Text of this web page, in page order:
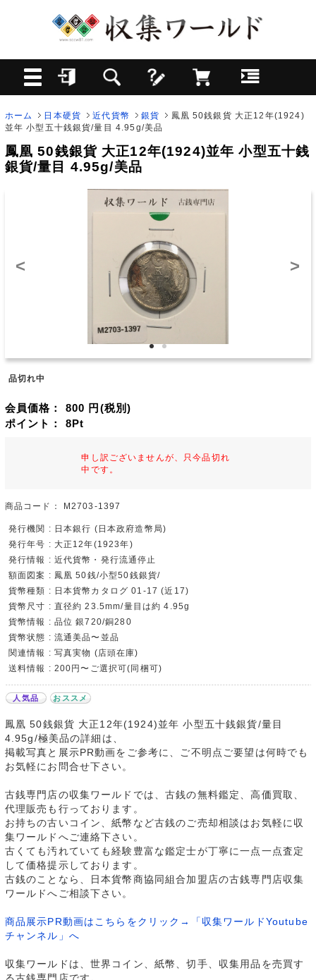
ホーム 日本硬貨 近代貨幣 銀貨
鳳凰 50銭銀貨 大正12年(1924)
並年 小型五十銭銀貨/量目 4.95g/美品
鳳凰 50銭銀貨 大正12年(1924)並年 小型五十銭
銀貨/量目 4.95g/美品
< >
品切れ中
会員価格： 800 円(税別)
ポイント： 8Pt
申し訳ございませんが、只今品切れ
中です。
商品コード： M2703-1397
発行機関 : 日本銀行 (日本政府造幣局)
発行年号 : 大正12年(1923年)
発行情報 : 近代貨幣・発行流通停止
額面図案 : 鳳凰 50銭/小型50銭銀貨/
貨幣種類 : 日本貨幣カタログ 01-17 (近17)
貨幣尺寸 : 直径約 23.5mm/量目は約 4.95g
貨幣情報 : 品位 銀720/銅280
貨幣状態 : 流通美品〜並品
関連情報 : 写真実物 (店頭在庫)
送料情報 : 200円〜ご選択可(同梱可)
人気品 おススメ
鳳凰 50銭銀貨 大正12年(1924)並年 小型五十銭銀貨/量目
4.95g/極美品の詳細は、
掲載写真と展示PR動画をご参考に、ご不明点ご要望は何時でも
お気軽にお問合せ下さい。
古銭専門店の収集ワールドでは、古銭の無料鑑定、高価買取、
代理販売も行っております。
お持ちの古いコイン、紙幣など古銭のご売却相談はお気軽に収
集ワールドへご連絡下さい。
古くても汚れていても経験豊富な鑑定士が丁寧に一点一点査定
して価格提示しております。
古銭のことなら、日本貨幣商協同組合加盟店の古銭専門店収集
ワールドへご相談下さい。
商品展示PR動画はこちらをクリック→「収集ワールドYoutube
チャンネル」へ
収集ワールドは、世界コイン、紙幣、切手、収集用品を売買す